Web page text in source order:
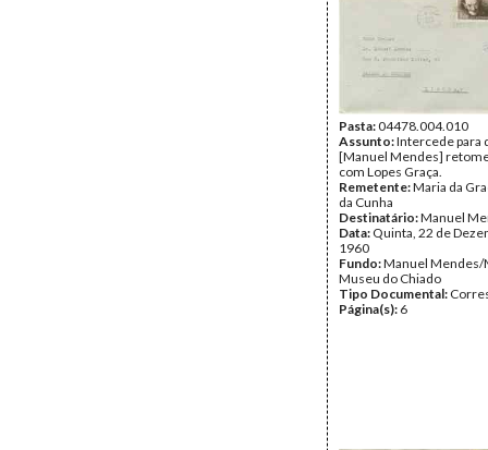
Pasta:04478.004.010
Assunto:Intercede para
[Manuel Mendes]
com Lopes Graça.
Remetente:Maria da
da Cunha
Destinatário:Manuel
Data: Quinta, 22 de
1960
Fundo:Manuel Mendes/
Museu do Chiado
Tipo Documental:
Página(s): 6